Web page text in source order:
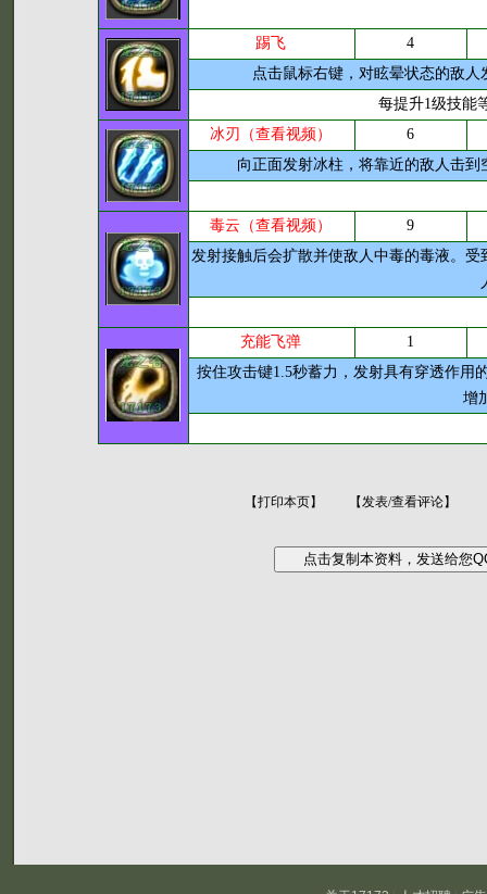
踢飞
4
点击鼠标右键，对眩晕状态的敌
每提升1级技能
冰刃（查看视频）
6
向正面发射冰柱，将靠近的敌人击
毒云（查看视频）
9
发射接触后会扩散并使敌人中毒的毒液。
充能飞弹
1
按住攻击键1.5秒蓄力，发射具有穿透作用
增
【打印本页】 【发表/查看评论】